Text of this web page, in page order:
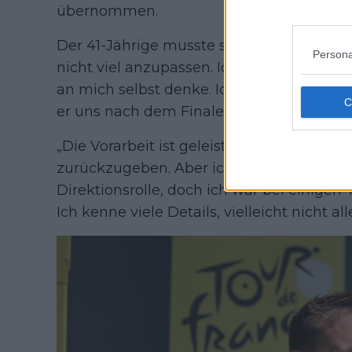
übernommen.
Der 41-Jährige musste sich für die neue
nicht viel anzupassen. Ich meine, mir
an mich selbst denke. Ich versuche
er uns nach dem Finale der 2. Etappe in
„Die Vorarbeit ist geleistet, und die
zurückzugeben. Aber ich bin kein
Direktionsrolle, doch ich war bei einigen
Ich kenne viele Details, vielleicht nicht